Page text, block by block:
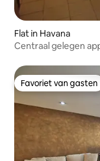
Flat in Havana
Centraal gelegen
Favoriet van gasten
Favoriet van gasten